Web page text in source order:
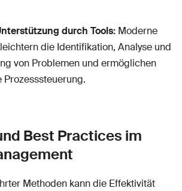
durch Tools: Moderne
die Identifikation, Analyse und
von Problemen und ermöglichen
Prozesssteuerung.
Best Practices im
Methoden kann die Effektivität